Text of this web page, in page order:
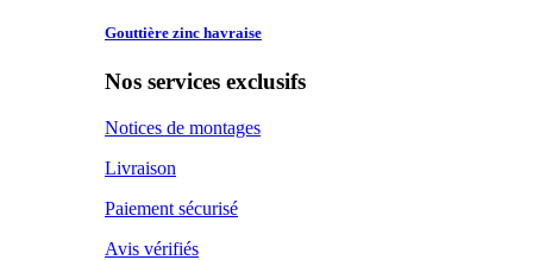
Gouttière zinc havraise
Nos services exclusifs
Notices de montages
Livraison
Paiement sécurisé
Avis vérifiés